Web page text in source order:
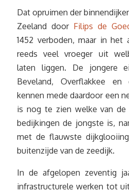
Dat opruimen der
Zeeland door Filips de
1452 verboden, maar in het
reeds veel vroeger uit
laten liggen. De jongere
Beveland, Overflakkee en
kennen mede daardoor een
is nog te zien welke van de
bedijkingen de jongste is,
met de flauwste
buitenzijde van de zeedijk.
In de afgelopen zeventig
infrastructurele werken tot